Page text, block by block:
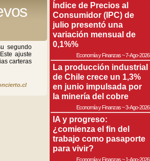
segundo
ajuste
carteras
Índice de Precios al
Consumidor (IPC) de
julio presentó una
variación mensual de
0,1%%
Economía y Finanzas~7-Ago-2026
La producción industrial
de Chile crece un 1,3%
en junio impulsada por
la minería del cobre
Economía y Finanzas~3-Ago-2026
IA y progreso:
¿comienza el fin del
trabajo como pasaporte
para vivir?
Economía y Finanzas~1-Ago-2026